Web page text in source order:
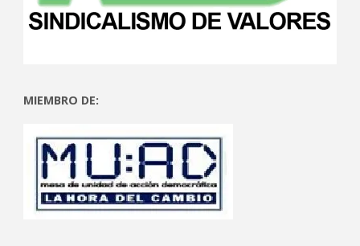
MIEMBRO DE: